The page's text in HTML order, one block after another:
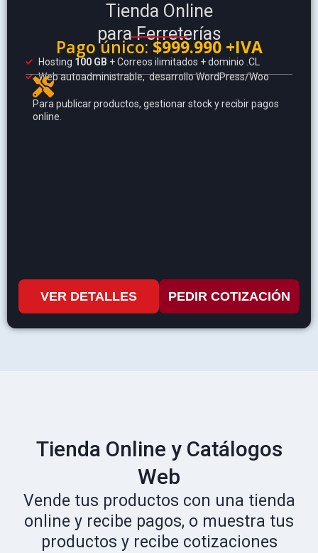
Tienda Online
para Ferreterías
Pago único:$999.990 +IVA
Hosting 100 GB + Correos ilimitados + dominio .CL
Web autoadministrable, desarrollo WordPress/Woo
Para publicar productos, gestionar stock y recibir pagos
online.
VER DETALLES PEDIR COTIZACIÓN
Tienda Online y Catálogos
Web
Vende tus productos con una tienda
online y recibe pagos, o muestra tus
productos y recibe cotizaciones